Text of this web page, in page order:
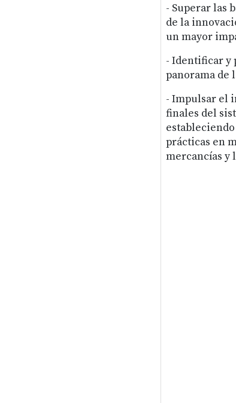
- Superar las
de la
un mayor
- Identificar y
panorama de
- Impulsar el
finales del
prácticas en
mercancías y